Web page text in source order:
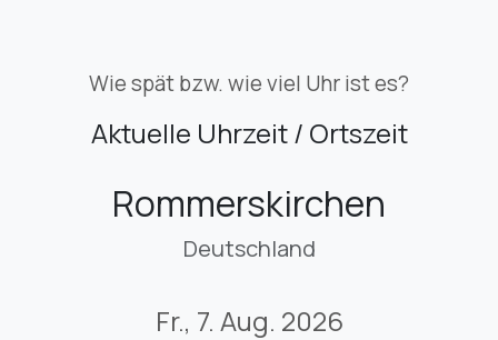
Wie spät bzw. wie viel Uhr ist es?
Aktuelle Uhrzeit / Ortszeit
Rommerskirchen
Deutschland
Fr., 7. Aug. 2026